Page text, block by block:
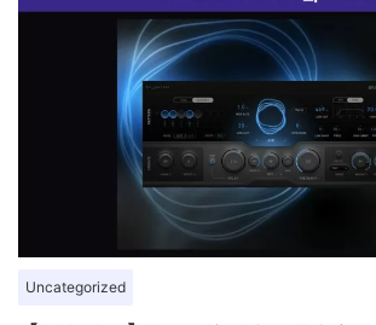
Uncategorized